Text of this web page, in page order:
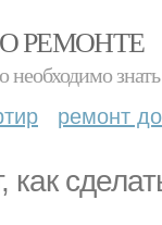
РЕМОНТЕ
необходимо
ремонт
как